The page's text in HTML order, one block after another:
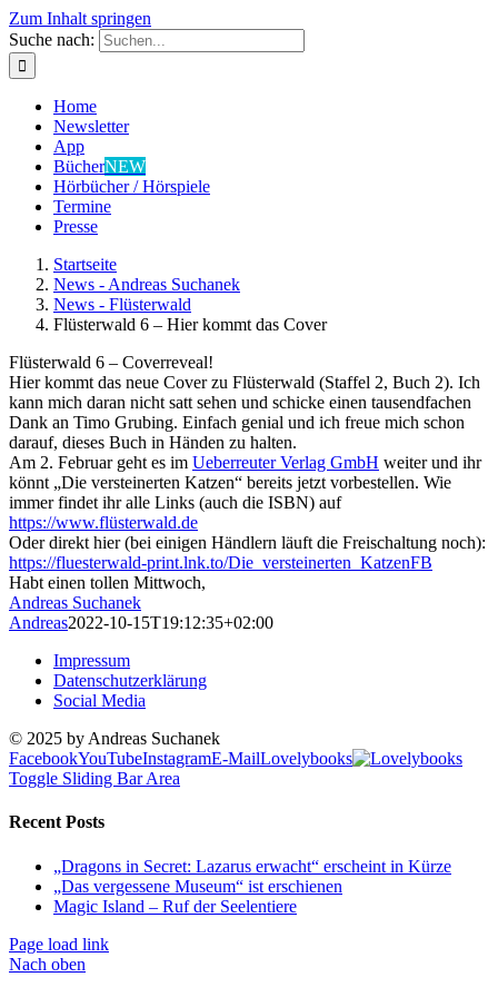
Zum Inhalt springen
Suche nach:
Home
Newsletter
App
BücherNEW
Hörbücher / Hörspiele
Termine
Presse
Startseite
News - Andreas Suchanek
News - Flüsterwald
Flüsterwald 6 – Hier kommt das Cover
Flüsterwald 6 – Coverreveal!
Hier kommt das neue Cover zu Flüsterwald (Staffel 2, Buch 2). Ich
kann mich daran nicht satt sehen und schicke einen tausendfachen
Dank an Timo Grubing. Einfach genial und ich freue mich schon
darauf, dieses Buch in Händen zu halten.
Am 2. Februar geht es im Ueberreuter Verlag GmbH weiter und ihr
könnt „Die versteinerten Katzen“ bereits jetzt vorbestellen. Wie
immer findet ihr alle Links (auch die ISBN) auf
https://www.flüsterwald.de
Oder direkt hier (bei einigen Händlern läuft die Freischaltung noch):
https://fluesterwald-print.lnk.to/Die_versteinerten_KatzenFB
Habt einen tollen Mittwoch,
Andreas Suchanek
Andreas2022-10-15T19:12:35+02:00
Impressum
Datenschutzerklärung
Social Media
© 2025 by Andreas Suchanek
FacebookYouTubeInstagramE-MailLovelybooks
Toggle Sliding Bar Area
Recent Posts
„Dragons in Secret: Lazarus erwacht“ erscheint in Kürze
„Das vergessene Museum“ ist erschienen
Magic Island – Ruf der Seelentiere
Page load link
Nach oben